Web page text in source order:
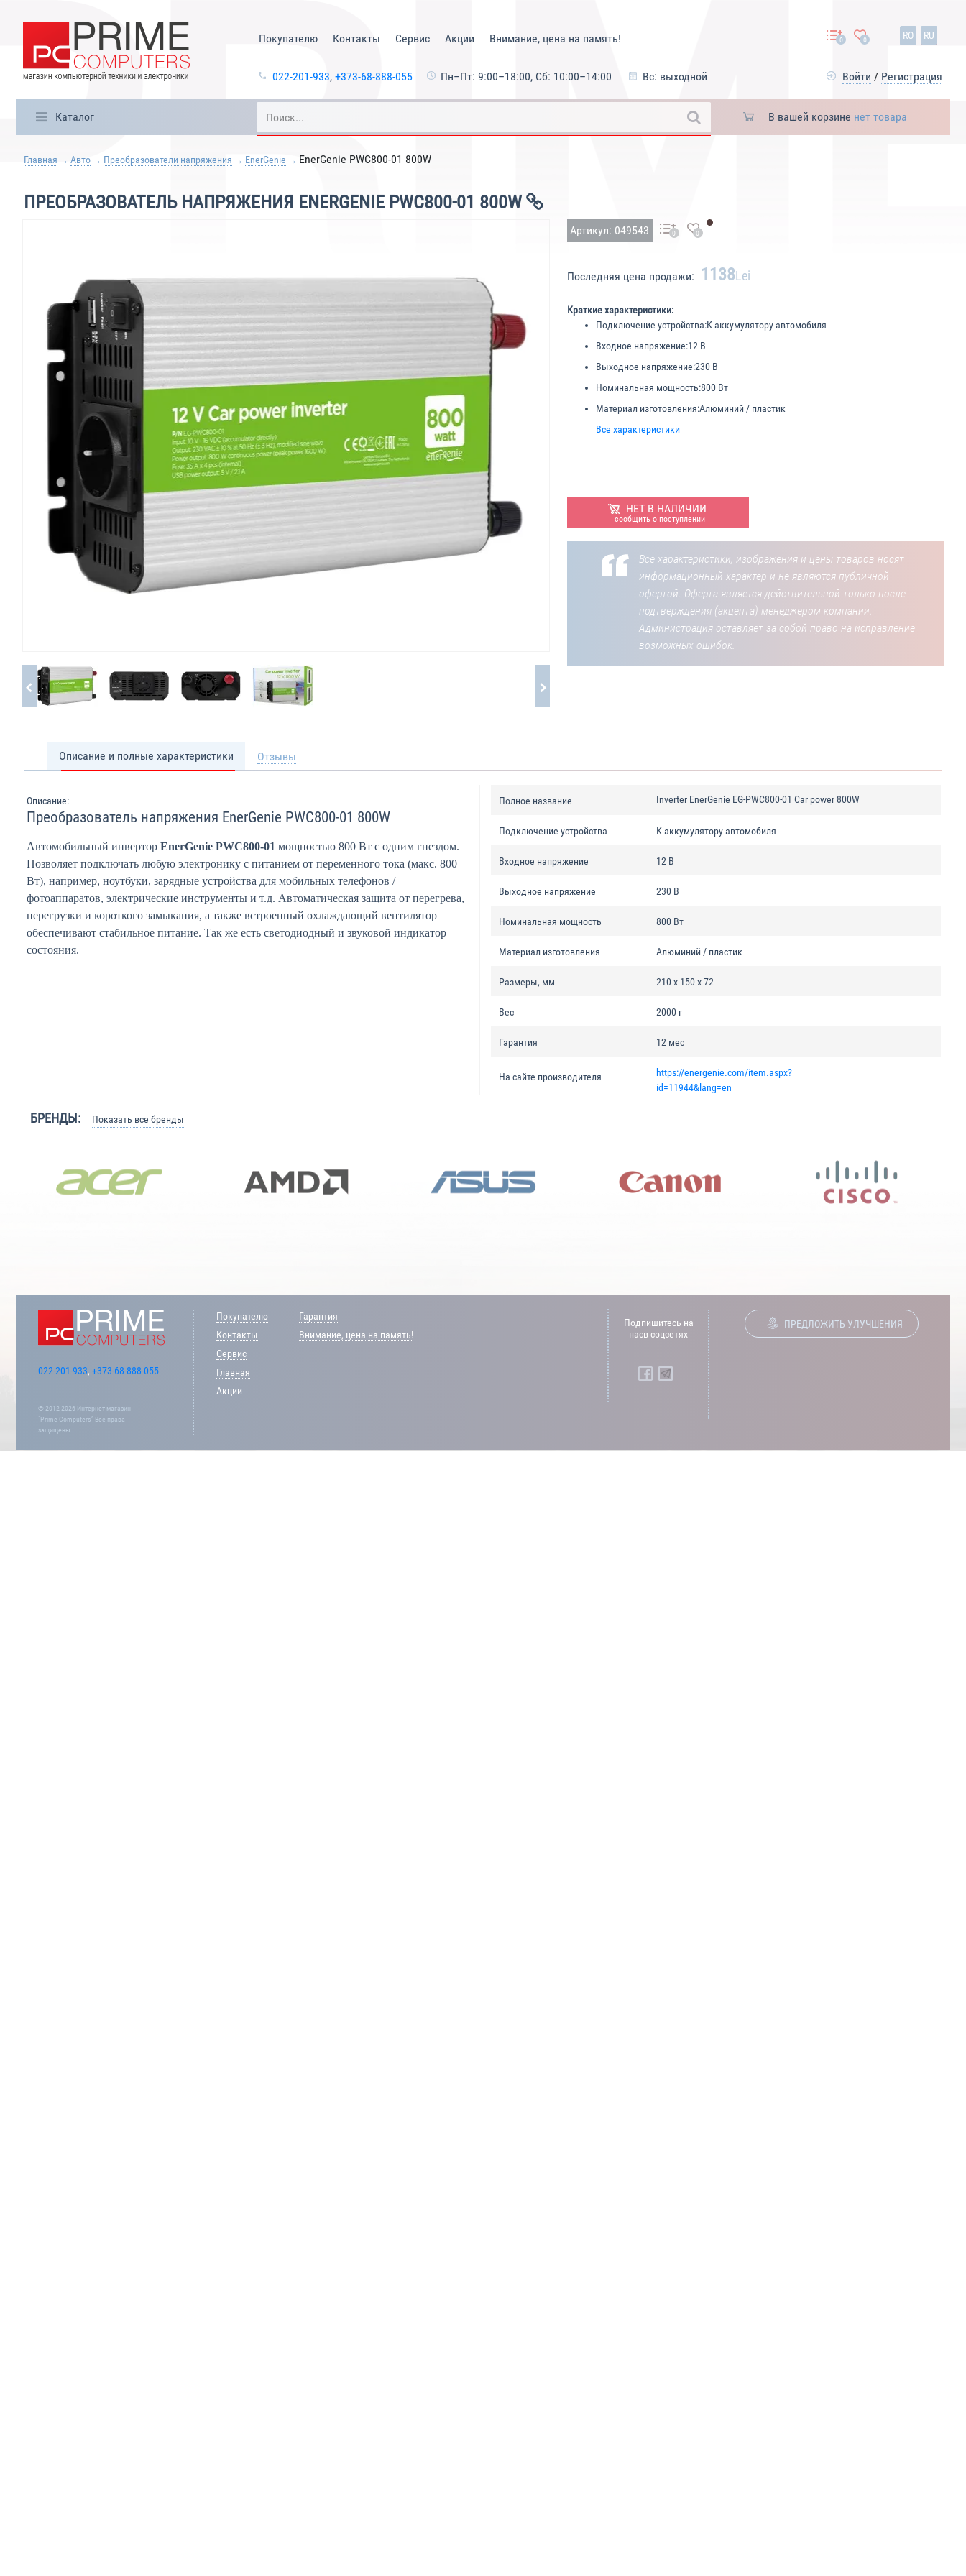
Покупателю Контакты Сервис Акции Внимание, цена на память!
022-201-933, +373-68-888-055 Пн–Пт: 9:00–18:00, Сб: 10:00–14:00 Вс: выходной
0 0 RO RU
Войти / Регистрация
Каталог В вашей корзине нет товара
Главная Авто Преобразователи напряжения EnerGenie EnerGenie PWC800-01 800W
ПРЕОБРАЗОВАТЕЛЬ НАПРЯЖЕНИЯ ENERGENIE PWC800-01 800W
Артикул: 049543 0 0
Последняя цена продажи: 1138Lei
Краткие характеристики:
Подключение устройства:К аккумулятору автомобиля
Входное напряжение:12 В
Выходное напряжение:230 В
Номинальная мощность:800 Вт
Материал изготовления:Алюминий / пластик
Все характеристики
НЕТ В НАЛИЧИИ
сообщить о поступлении
Все характеристики, изображения и цены товаров носят
информационный характер и не являются публичной
офертой. Оферта является действительной только после
подтверждения (акцепта) менеджером компании.
Администрация оставляет за собой право на исправление
возможных ошибок.
Описание и полные характеристики Отзывы
Описание:
Преобразователь напряжения EnerGenie PWC800-01 800W
Автомобильный инвертор EnerGenie PWC800-01 мощностью 800 Вт с одним гнездом.
Позволяет подключать любую электронику с питанием от переменного тока (макс. 800
Вт), например, ноутбуки, зарядные устройства для мобильных телефонов /
фотоаппаратов, электрические инструменты и т.д. Автоматическая защита от перегрева,
перегрузки и короткого замыкания, а также встроенный охлаждающий вентилятор
обеспечивают стабильное питание. Так же есть светодиодный и звуковой индикатор
состояния.
Полное название Inverter EnerGenie EG-PWC800-01 Car power 800W
Подключение устройства К аккумулятору автомобиля
Входное напряжение 12 В
Выходное напряжение 230 В
Номинальная мощность 800 Вт
Материал изготовления Алюминий / пластик
Размеры, мм 210 x 150 x 72
Вес 2000 г
Гарантия 12 мес
На сайте производителя
https://energenie.com/item.aspx?
id=11944&lang=en
БРЕНДЫ: Показать все бренды
022-201-933, +373-68-888-055
© 2012-2026 Интернет-магазин
“Prime-Computers” Все права
защищены.
Покупателю
Контакты
Сервис
Главная
Акции
Гарантия
Внимание, цена на память!
Подпишитесь на
насв соцсетях
ПРЕДЛОЖИТЬ УЛУЧШЕНИЯ